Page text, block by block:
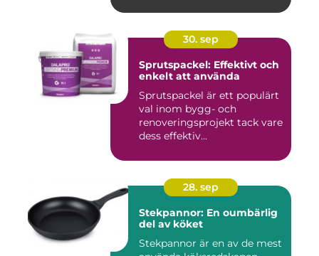
30. sep
Sprutspackel: Effektivt och
enkelt att använda
Sprutspackel är ett populärt
val inom bygg- och
renoveringsprojekt tack vare
dess effektiv...
28. sep
Stekpannor: En oumbärlig
del av köket
Stekpannor är en av de mest